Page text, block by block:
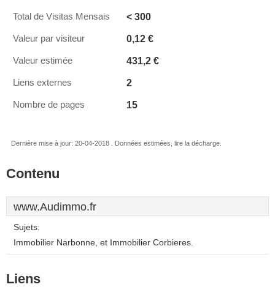
Total de Visitas Mensais < 300
Valeur par visiteur 0,12 €
Valeur estimée 431,2 €
Liens externes 2
Nombre de pages 15
Dernière mise à jour: 20-04-2018 . Données estimées, lire la décharge.
Contenu
www.Audimmo.fr
Sujets:
Immobilier Narbonne, et Immobilier Corbieres.
Liens